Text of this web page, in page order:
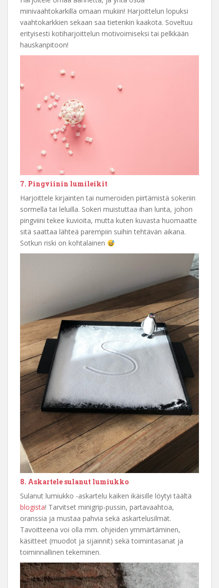
minivaahtokarkilla omaan mukiin! Harjoittelun lopuksi
vaahtokarkkien sekaan saa tietenkin kaakota. Soveltuu
erityisesti kotiharjoittelun motivoimiseksi tai pelkkään
hauskanpitoon!
7. Pingviinin lumileikit
Harjoittele kirjainten tai numeroiden piirtämistä sokeriin
sormella tai leluilla. Sokeri muistuttaa ihan lunta, johon
pingviini tekee kuvioita, mutta kuten kuvasta huomaatte
sitä saattaa lähteä parempiin suihin tehtävän aikana.
Sotkun riski on kohtalainen
8. Askartele sulanut lumiukko
Sulanut lumiukko -askartelu kaiken ikäisille löytyi täältä
blogista! Tarvitset minigrip-pussin, partavaahtoa,
oranssia ja mustaa pahvia sekä askartelusilmät.
Tavoitteena voi olla mm. ohjeiden ymmärtäminen,
käsitteet (muodot ja sijainnit) sekä toimintasanat ja
toiminnallinen tekeminen.